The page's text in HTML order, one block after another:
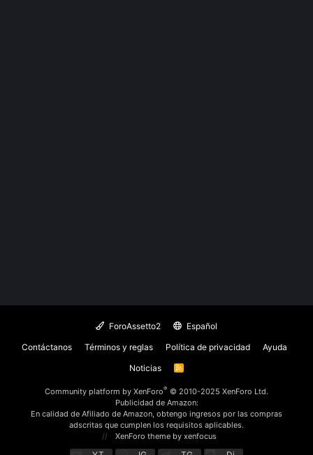
ForoAssetto2
Español
Contáctanos
Términos y reglas Política de privacidad
Ayuda
Noticias
R
Community platform by XenForo® © 2010-2025 XenForo Ltd.
Publicidad de Amazon:
En calidad de Afiliado de Amazon, obtengo ingresos por las compras
adscritas que cumplen los requisitos aplicables.
XenForo theme by xenfocus